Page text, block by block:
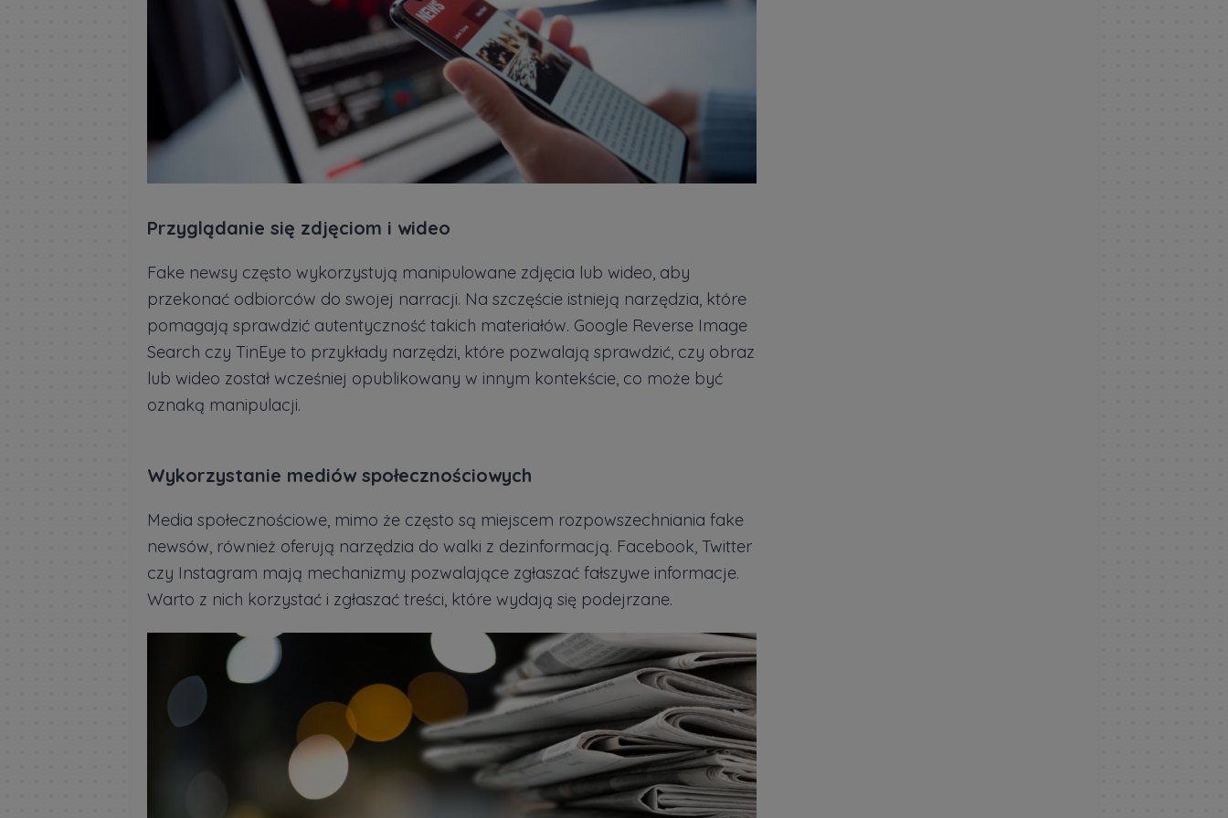
Przyglądanie się zdjęciom i wideo
Fake newsy często wykorzystują manipulowane zdjęcia lub wideo, aby
przekonać odbiorców do swojej narracji. Na szczęście istnieją narzędzia, które
pomagają sprawdzić autentyczność takich materiałów. Google Reverse Image
Search czy TinEye to przykłady narzędzi, które pozwalają sprawdzić, czy obraz
lub wideo został wcześniej opublikowany w innym kontekście, co może być
oznaką manipulacji.
Wykorzystanie mediów społecznościowych
Media społecznościowe, mimo że często są miejscem rozpowszechniania fake
newsów, również oferują narzędzia do walki z dezinformacją. Facebook, Twitter
czy Instagram mają mechanizmy pozwalające zgłaszać fałszywe informacje.
Warto z nich korzystać i zgłaszać treści, które wydają się podejrzane.